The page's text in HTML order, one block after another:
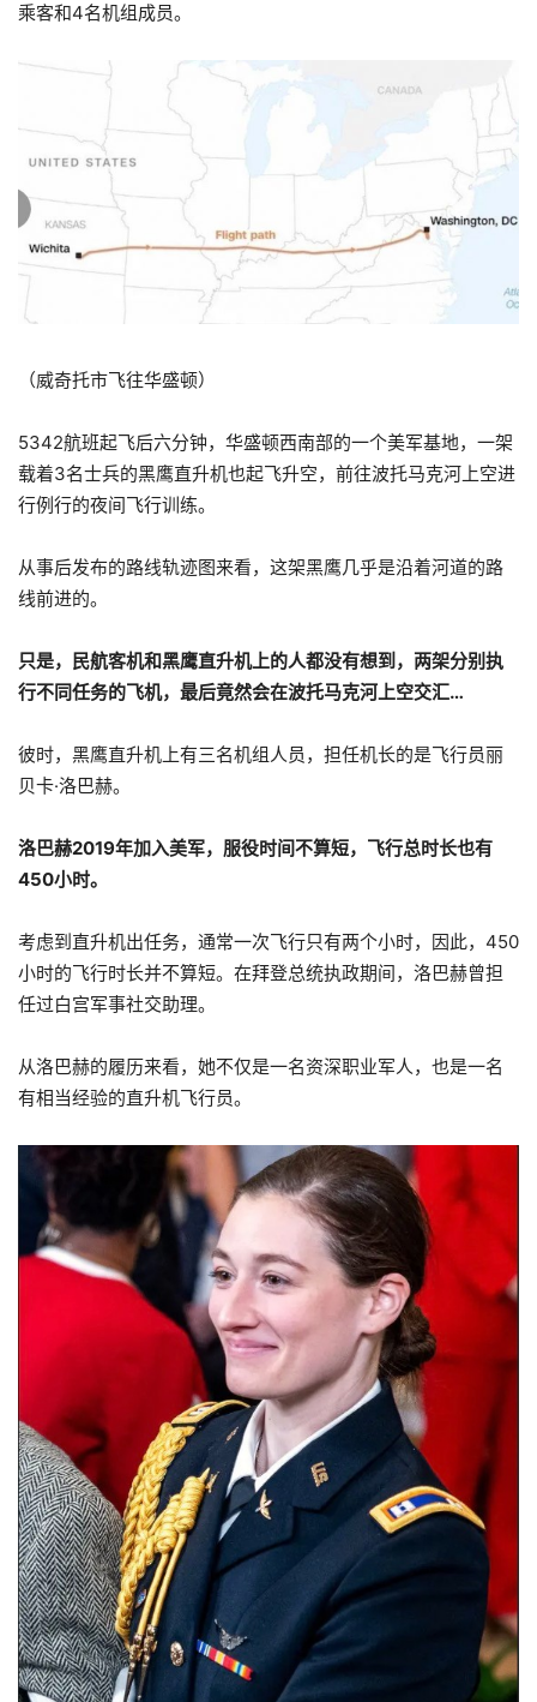
乘客和4名机组成员。
（威奇托市飞往华盛顿）
5342航班起飞后六分钟，华盛顿西南部的一个美军基地，一架
载着3名士兵的黑鹰直升机也起飞升空，前往波托马克河上空进
行例行的夜间飞行训练。
从事后发布的路线轨迹图来看，这架黑鹰几乎是沿着河道的路
线前进的。
只是，民航客机和黑鹰直升机上的人都没有想到，两架分别执
行不同任务的飞机，最后竟然会在波托马克河上空交汇…
彼时，黑鹰直升机上有三名机组人员，担任机长的是飞行员丽
贝卡·洛巴赫。
洛巴赫2019年加入美军，服役时间不算短，飞行总时长也有
450小时。
考虑到直升机出任务，通常一次飞行只有两个小时，因此，450
小时的飞行时长并不算短。在拜登总统执政期间，洛巴赫曾担
任过白宫军事社交助理。
从洛巴赫的履历来看，她不仅是一名资深职业军人，也是一名
有相当经验的直升机飞行员。